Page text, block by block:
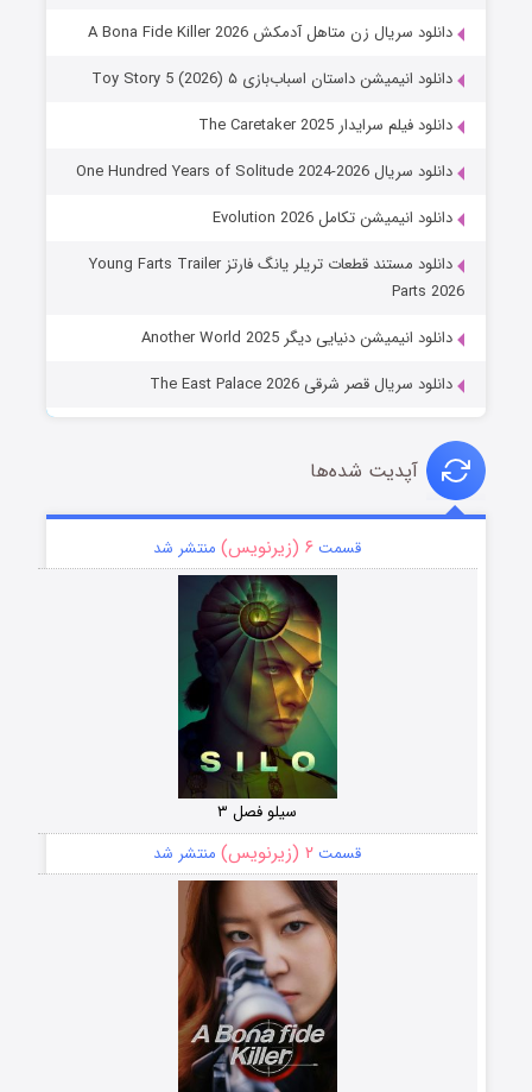
دانلود سریال زن متاهل آدمکش A Bona Fide Killer 2026
دانلود انیمیشن داستان اسباب‌بازی ۵ Toy Story 5 (2026)
دانلود فیلم سرایدار The Caretaker 2025
دانلود سریال One Hundred Years of Solitude 2024-2026
دانلود انیمیشن تکامل Evolution 2026
دانلود مستند قطعات تریلر یانگ فارتز Young Farts Trailer
Parts 2026
دانلود انیمیشن دنیایی دیگر Another World 2025
دانلود سریال قصر شرقی The East Palace 2026
آپدیت شده‌ها
قسمت ۶ (زیرنویس) منتشر شد
سیلو فصل ۳
قسمت ۲ (زیرنویس) منتشر شد